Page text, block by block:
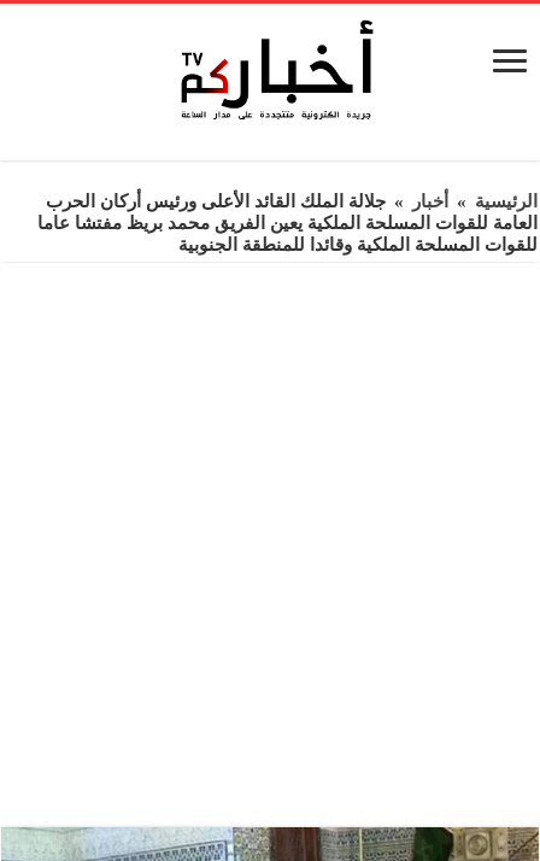
الرئيسية » أخبار » جلالة الملك القائد الأعلى ورئيس أركان الحرب
العامة للقوات المسلحة الملكية يعين الفريق محمد بريظ مفتشا عاما
للقوات المسلحة الملكية وقائدا للمنطقة الجنوبية